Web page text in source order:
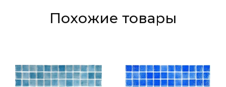
Похожие товары